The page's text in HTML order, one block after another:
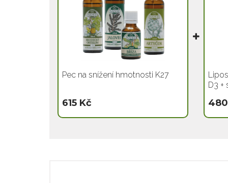
Pec na snížení hmotnosti K27
615 Kč
D3 +